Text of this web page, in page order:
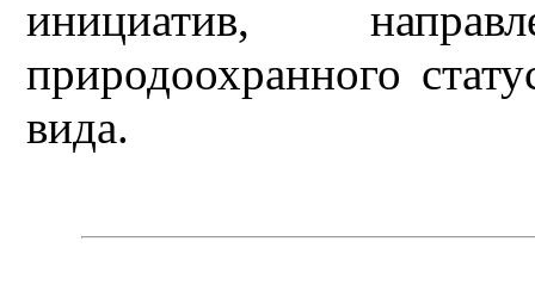
инициатив,
природоохранного
вида.